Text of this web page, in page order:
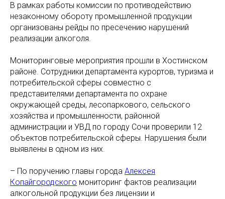
В рамках работы комиссии по противодействию
незаконному обороту промышленной продукции
организованы рейды по пресечению нарушений
реализации алкоголя.
Мониторинговые мероприятия прошли в Хостинском
районе. Сотрудники департамента курортов, туризма и
потребительской сферы совместно с
представителями департамента по охране
окружающей среды, лесопаркового, сельского
хозяйства и промышленности, районной
администрации и УВД по городу Сочи проверили 12
объектов потребительской сферы. Нарушения были
выявлены в одном из них.
– По поручению главы города Алексея
Копайгородского мониторинг фактов реализации
алкогольной продукции без лицензии и